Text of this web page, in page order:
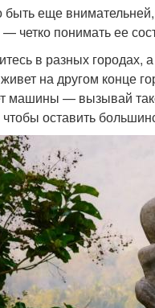
еще
четко понимать ее
в разных городах,
на другом конце
машины — вызывай
оставить